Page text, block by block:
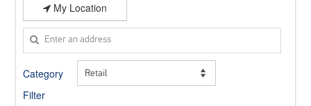
My Location
Category
Filter